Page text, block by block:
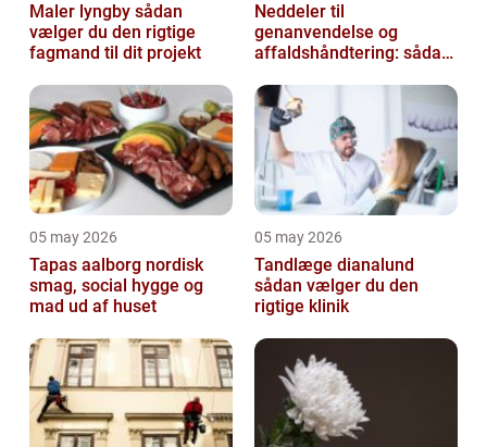
Maler lyngby sådan
vælger du den rigtige
fagmand til dit projekt
Neddeler til
genanvendelse og
affaldshåndtering: sådan
05 may 2026
Tapas aalborg nordisk
smag, social hygge og
mad ud af huset
05 may 2026
Tandlæge dianalund
sådan vælger du den
rigtige klinik